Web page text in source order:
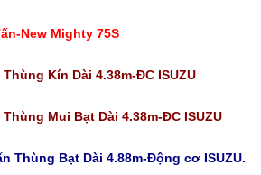
New Mighty 75S
Kín Dài 4.38m-ĐC ISUZU
Mui Bạt Dài 4.38m-ĐC ISUZU
Thùng Bạt Dài 4.88m-Động cơ ISUZU.